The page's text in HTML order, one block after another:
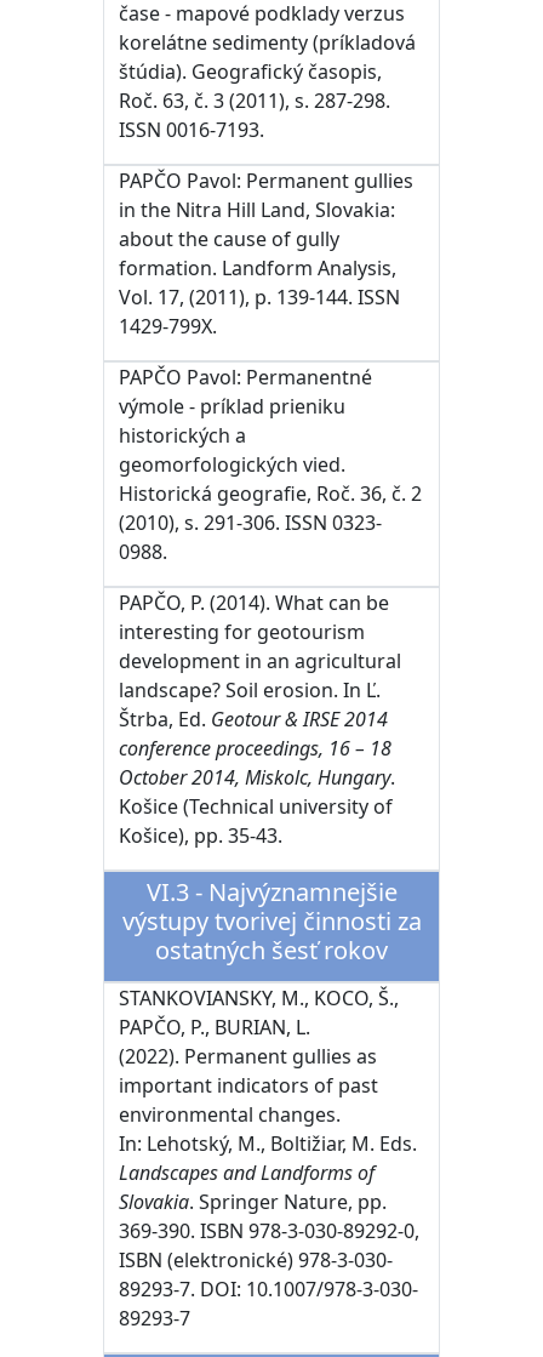
čase - mapové podklady verzus
korelátne sedimenty (príkladová
štúdia). Geografický časopis,
Roč. 63, č. 3 (2011), s. 287-298.
ISSN 0016-7193.
PAPČO Pavol: Permanent gullies
in the Nitra Hill Land, Slovakia:
about the cause of gully
formation. Landform Analysis,
Vol. 17, (2011), p. 139-144. ISSN
1429-799X.
PAPČO Pavol: Permanentné
výmole - príklad prieniku
historických a
geomorfologických vied.
Historická geografie, Roč. 36, č. 2
(2010), s. 291-306. ISSN 0323-
0988.
PAPČO, P. (2014). What can be
interesting for geotourism
development in an agricultural
landscape? Soil erosion. In Ľ.
Štrba, Ed. Geotour & IRSE 2014
conference proceedings, 16 – 18
October 2014, Miskolc, Hungary.
Košice (Technical university of
Košice), pp. 35-43.
VI.3 - Najvýznamnejšie
výstupy tvorivej činnosti za
ostatných šesť rokov
STANKOVIANSKY, M., KOCO, Š.,
PAPČO, P., BURIAN, L.
(2022). Permanent gullies as
important indicators of past
environmental changes.
In: Lehotský, M., Boltižiar, M. Eds.
Landscapes and Landforms of
Slovakia. Springer Nature, pp.
369-390. ISBN 978-3-030-89292-0,
ISBN (elektronické) 978-3-030-
89293-7. DOI: 10.1007/978-3-030-
89293-7